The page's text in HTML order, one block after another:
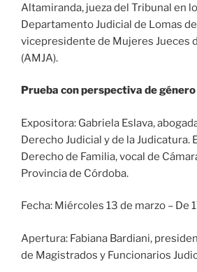
Altamiranda, jueza del Tribunal en
Departamento Judicial de Lomas
vicepresidente de Mujeres Jueces
(AMJA).
Prueba con perspectiva de género
Expositora: Gabriela Eslava,
Derecho Judicial y de la Judicatura.
Derecho de Familia, vocal de
Provincia de Córdoba.
Fecha: Miércoles 13 de marzo – De
Apertura: Fabiana Bardiani,
de Magistrados y Funcionarios